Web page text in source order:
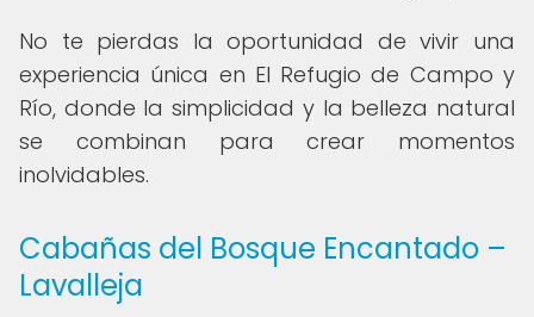
No te pierdas la oportunidad de vivir una
experiencia única en El Refugio de Campo y
Río, donde la simplicidad y la belleza natural
se combinan para crear momentos
inolvidables.
Cabañas del Bosque Encantado –
Lavalleja